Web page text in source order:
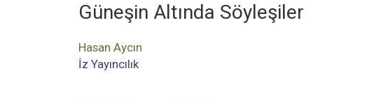
Güneşin Altında Söyleşiler
Hasan Aycın
İz Yayıncılık